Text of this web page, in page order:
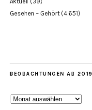
Gesehen – Gehört (4.651)
BEOBACHTUNGEN AB 2019
Beobachtungen